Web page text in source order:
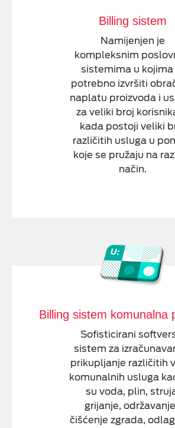
Billing sistem
Namijenjen je
kompleksnim
sistemima u kojima
potrebno izvršiti
naplatu proizvoda i
za veliki broj
kada postoji veliki
različitih usluga u
koje se pružaju na
način.
Billing sistem komunalna
Sofisticirani
sistem za
prikupljanje različitih
komunalnih usluga
su voda, plin,
grijanje,
čišćenje zgrada,